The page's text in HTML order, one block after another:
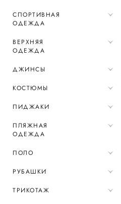
СПОРТИВНАЯ
ОДЕЖДА
ВЕРХНЯЯ
ОДЕЖДА
ДЖИНСЫ
КОСТЮМЫ
ПИДЖАКИ
ПЛЯЖНАЯ
ОДЕЖДА
ПОЛО
РУБАШКИ
ТРИКОТАЖ